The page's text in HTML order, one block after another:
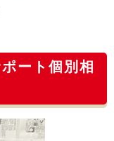
ート個別相